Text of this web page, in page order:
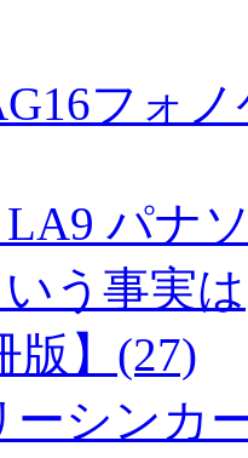
フォ
LA9 パナ
う事実は
版】(27)
シンカ